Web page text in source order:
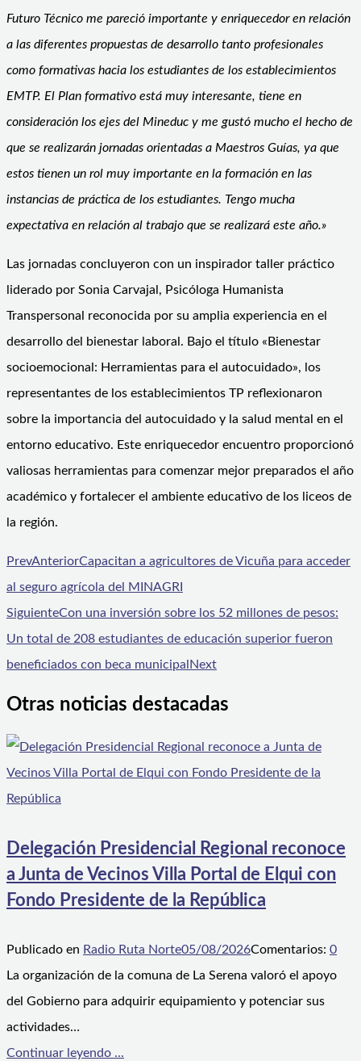
Futuro Técnico me pareció importante y enriquecedor en relación
a las diferentes propuestas de desarrollo tanto profesionales
como formativas hacia los estudiantes de los establecimientos
EMTP. El Plan formativo está muy interesante, tiene en
consideración los ejes del Mineduc y me gustó mucho el hecho de
que se realizarán jornadas orientadas a Maestros Guías, ya que
estos tienen un rol muy importante en la formación en las
instancias de práctica de los estudiantes. Tengo mucha
expectativa en relación al trabajo que se realizará este año.»
Las jornadas concluyeron con un inspirador taller práctico
liderado por Sonia Carvajal, Psicóloga Humanista
Transpersonal reconocida por su amplia experiencia en el
desarrollo del bienestar laboral. Bajo el título «Bienestar
socioemocional: Herramientas para el autocuidado», los
representantes de los establecimientos TP reflexionaron
sobre la importancia del autocuidado y la salud mental en el
entorno educativo. Este enriquecedor encuentro proporcionó
valiosas herramientas para comenzar mejor preparados el año
académico y fortalecer el ambiente educativo de los liceos de
la región.
PrevAnteriorCapacitan a agricultores de Vicuña para acceder
al seguro agrícola del MINAGRI
SiguienteCon una inversión sobre los 52 millones de pesos:
Un total de 208 estudiantes de educación superior fueron
beneficiados con beca municipalNext
Otras noticias destacadas
Delegación Presidencial Regional reconoce
a Junta de Vecinos Villa Portal de Elqui con
Fondo Presidente de la República
Publicado en Radio Ruta Norte05/08/2026Comentarios: 0
La organización de la comuna de La Serena valoró el apoyo
del Gobierno para adquirir equipamiento y potenciar sus
actividades…
Continuar leyendo ...